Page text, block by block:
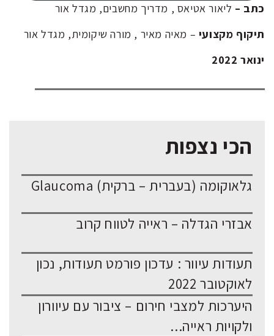
כתב – ליאור אטיאס , מדריך מחשבים, מגדל אור
תיקוף מקצועי – מאיה מאיר , מורה שיקומית, מגדל אור
ינואר 2022
הכי נצפות
גלאוקומה (בעברית – ברקית) Glaucoma
אבזרי הגדלה – ראייה לטווח קרוב
תעודות עיוור : עדכון פורמט תעודות, נכון
לאוקטובר 2022
היערכות למצבי חירום – ציבור עם עיוורון
ולקויות ראייה...